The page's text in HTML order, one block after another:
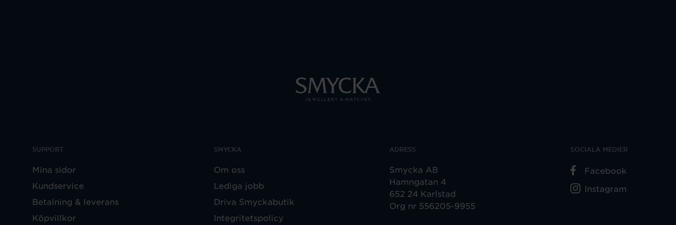
SUPPORT
Mina sidor
Kundservice
Betalning & leverans
Köpvillkor
SMYCKA
Om oss
Lediga jobb
Driva Smyckabutik
Integritetspolicy
ADRESS
Smycka AB
Hamngatan 4
652 24 Karlstad
Org nr 556205-9955
SOCIALA MEDIER
Facebook
Instagram